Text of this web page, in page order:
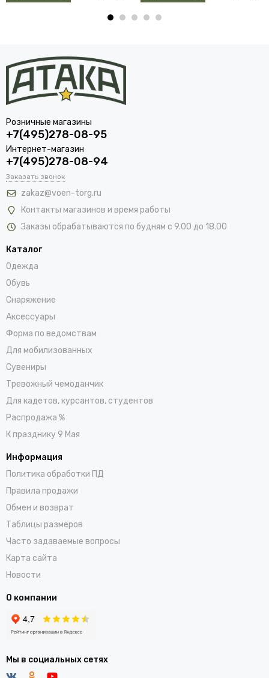
Розничные магазины
+7(495)278-08-95
Интернет-магазин
+7(495)278-08-94
Заказать звонок
zakaz@voen-torg.ru
Контакты магазинов и время работы
Заказы обрабатываются по будням с 9.00 до 18.00
Каталог
Одежда
Обувь
Снаряжение
Аксессуары
Форма по ведомствам
Для мобилизованных
Сувениры
Тревожный чемоданчик
Для кадетов, курсантов, студентов
Распродажа %
К празднику 9 Мая
Информация
Политика обработки ПД
Правила продажи
Обмен и возврат
Таблицы размеров
Часто задаваемые вопросы
Карта сайта
Новости
О компании
Мы в социальных сетях